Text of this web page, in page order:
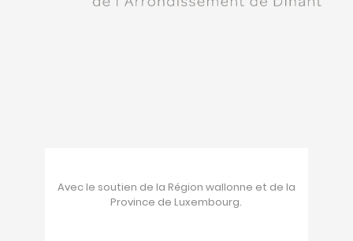
Avec le soutien de la Région wallonne et de la
Province de Luxembourg.